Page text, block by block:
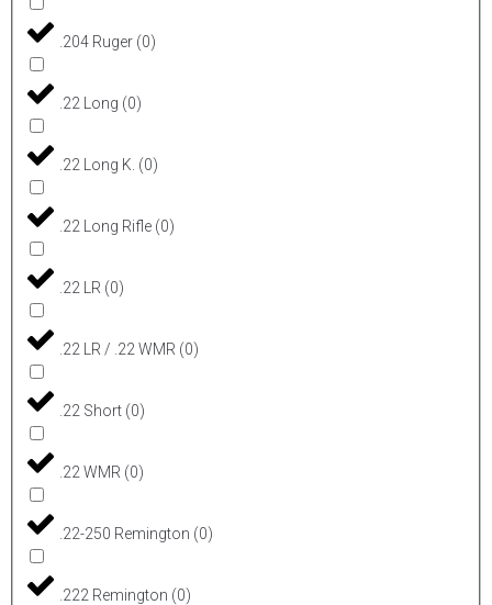
.204 Ruger (0)
.22 Long (0)
.22 Long K. (0)
.22 Long Rifle (0)
.22 LR (0)
.22 LR / .22 WMR (0)
.22 Short (0)
.22 WMR (0)
.22-250 Remington (0)
.222 Remington (0)